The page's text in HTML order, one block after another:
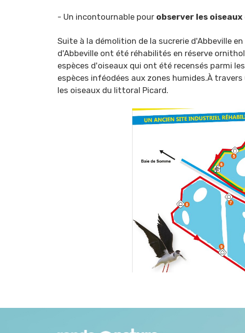
- Un incontournable pour observer les oiseaux
Suite à la démolition de la sucrerie d'Abbeville
d'Abbeville ont été réhabilités en réserve
espèces d'oiseaux qui ont été recensés parmi
espèces inféodées aux zones humides.À
les oiseaux du littoral Picard.